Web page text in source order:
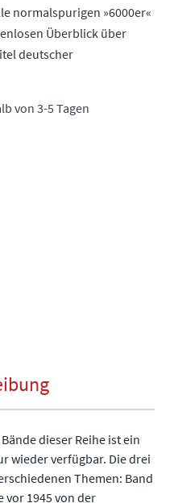
normalspurigen »6000er«
Überblick über
deutscher
von 3-5 Tagen
Freund
dieser Reihe ist ein
wieder verfügbar. Die drei
Themen: Band
vor 1945 von der